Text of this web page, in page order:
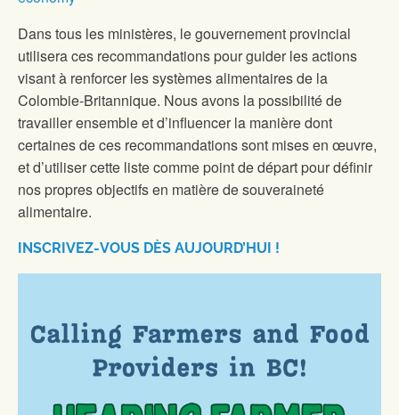
Dans tous les ministères, le gouvernement provincial
utilisera ces recommandations pour guider les actions
visant à renforcer les systèmes alimentaires de la
Colombie-Britannique. Nous avons la possibilité de
travailler ensemble et d’influencer la manière dont
certaines de ces recommandations sont mises en œuvre,
et d’utiliser cette liste comme point de départ pour définir
nos propres objectifs en matière de souveraineté
alimentaire.
INSCRIVEZ-VOUS DÈS AUJOURD’HUI !